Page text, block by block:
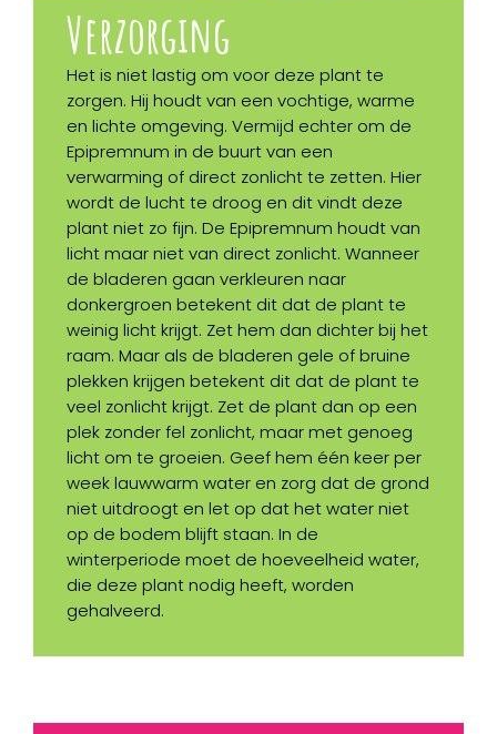
Verzorging
Het is niet lastig om voor deze plant te
zorgen. Hij houdt van een vochtige, warme
en lichte omgeving. Vermijd echter om de
Epipremnum in de buurt van een
verwarming of direct zonlicht te zetten. Hier
wordt de lucht te droog en dit vindt deze
plant niet zo fijn. De Epipremnum houdt van
licht maar niet van direct zonlicht. Wanneer
de bladeren gaan verkleuren naar
donkergroen betekent dit dat de plant te
weinig licht krijgt. Zet hem dan dichter bij het
raam. Maar als de bladeren gele of bruine
plekken krijgen betekent dit dat de plant te
veel zonlicht krijgt. Zet de plant dan op een
plek zonder fel zonlicht, maar met genoeg
licht om te groeien. Geef hem één keer per
week lauwwarm water en zorg dat de grond
niet uitdroogt en let op dat het water niet
op de bodem blijft staan. In de
winterperiode moet de hoeveelheid water,
die deze plant nodig heeft, worden
gehalveerd.